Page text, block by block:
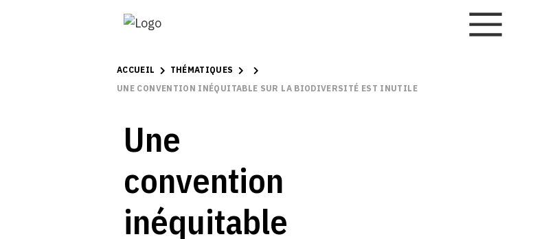
ACCUEIL
THÉMATIQUES
UNE CONVENTION INÉQUITABLE SUR LA BIODIVERSITÉ EST INUTILE
Une
convention
inéquitable